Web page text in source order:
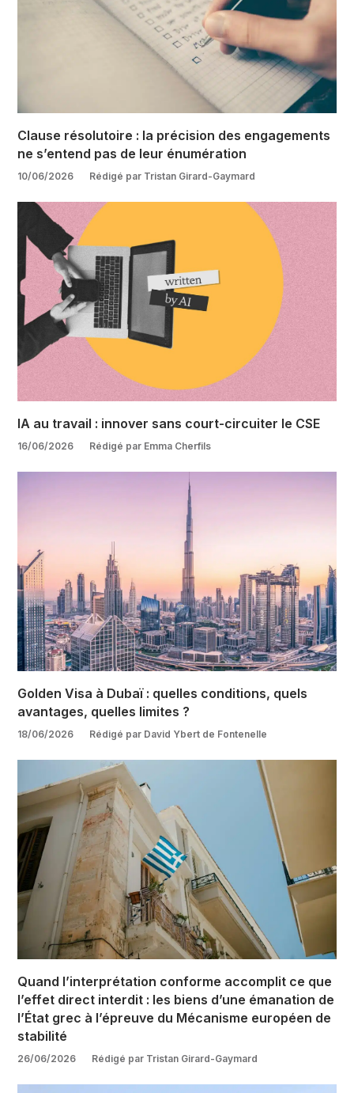
Quand l’interprétation conforme accomplit ce que
l’effet direct interdit : les biens d’une émanation de
l’État grec à l’épreuve du Mécanisme européen de
stabilité
26/06/2026 Rédigé par Tristan Girard-Gaymard
Golden Visa à Dubaï : quelles conditions, quels
avantages, quelles limites ?
18/06/2026 Rédigé par David Ybert de Fontenelle
IA au travail : innover sans court-circuiter le CSE
16/06/2026 Rédigé par Emma Cherfils
Clause résolutoire : la précision des engagements
ne s’entend pas de leur énumération
10/06/2026 Rédigé par Tristan Girard-Gaymard